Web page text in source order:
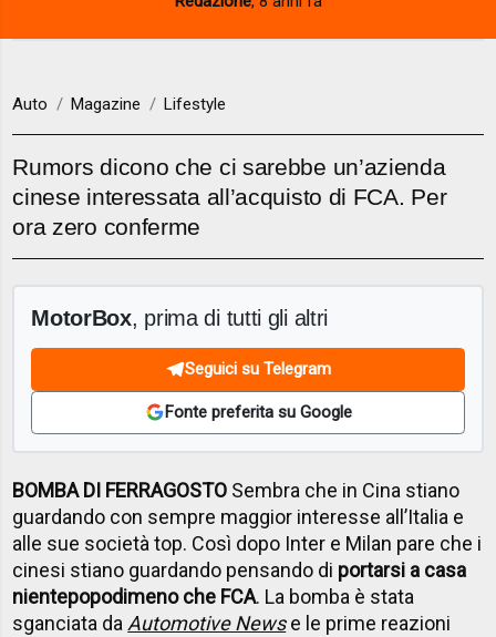
Auto Magazine Lifestyle
Rumors dicono che ci sarebbe un’azienda
cinese interessata all’acquisto di FCA. Per
ora zero conferme
MotorBox, prima di tutti gli altri
Seguici su Telegram
Fonte preferita su Google
BOMBA DI FERRAGOSTO Sembra che in Cina stiano
guardando con sempre maggior interesse all’Italia e
alle sue società top. Così dopo Inter e Milan pare che i
cinesi stiano guardando pensando di portarsi a casa
nientepopodimeno che FCA. La bomba è stata
sganciata daAutomotive Newse le prime reazioni